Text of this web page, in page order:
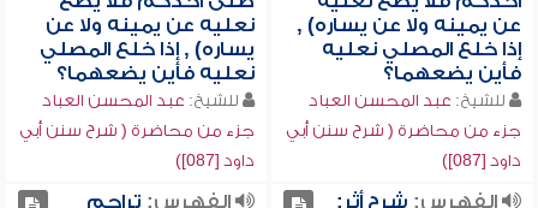
عن يمينه ولا عن يساره) ,
إذا خلع المصلي نعليه
فأين يضعهما؟
للشيخ: عبد المحسن العباد
جزء من محاضرة ( شرح سنن أبي
داود [087])
نعليه عن يمينه ولا عن
يساره) , إذا خلع المصلي
نعليه فأين يضعهما؟
للشيخ: عبد المحسن العباد
جزء من محاضرة ( شرح سنن أبي
داود [087])
الفهرس: شرح أثر:
الفهرس: تراجم